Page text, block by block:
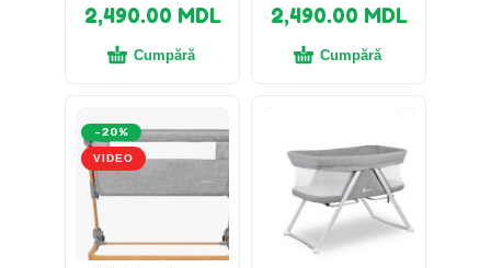
2,490.00 MDL
Cumpără
2,490.00 MDL
Cumpără
-20%
VIDEO